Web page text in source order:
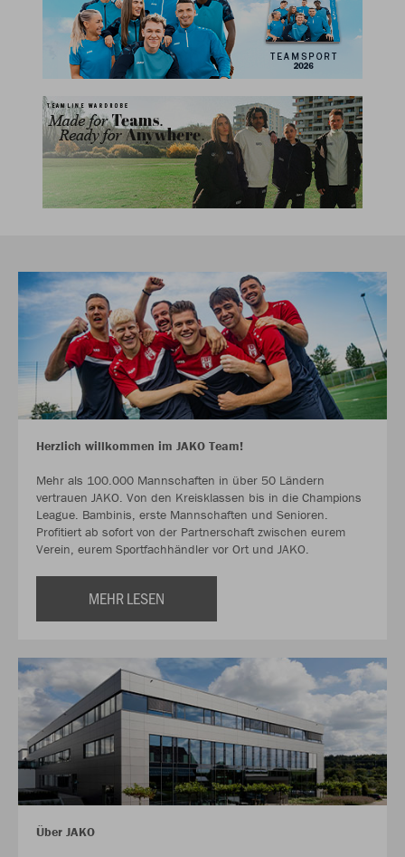
Herzlich willkommen im JAKO Team!
Mehr als 100.000 Mannschaften in über 50 Ländern
vertrauen JAKO. Von den Kreisklassen bis in die Champions
League. Bambinis, erste Mannschaften und Senioren.
Profitiert ab sofort von der Partnerschaft zwischen eurem
Verein, eurem Sportfachhändler vor Ort und JAKO.
MEHR LESEN
Über JAKO